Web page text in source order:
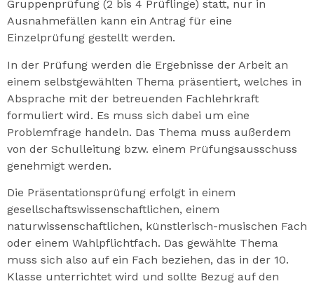
Gruppenprüfung (2 bis 4 Prüflinge) statt, nur in
Ausnahmefällen kann ein Antrag für eine
Einzelprüfung gestellt werden.
In der Prüfung werden die Ergebnisse der Arbeit an
einem selbstgewählten Thema präsentiert, welches in
Absprache mit der betreuenden Fachlehrkraft
formuliert wird. Es muss sich dabei um eine
Problemfrage handeln. Das Thema muss außerdem
von der Schulleitung bzw. einem Prüfungsausschuss
genehmigt werden.
Die Präsentationsprüfung erfolgt in einem
gesellschaftswissenschaftlichen, einem
naturwissenschaftlichen, künstlerisch-musischen Fach
oder einem Wahlpflichtfach. Das gewählte Thema
muss sich also auf ein Fach beziehen, das in der 10.
Klasse unterrichtet wird und sollte Bezug auf den